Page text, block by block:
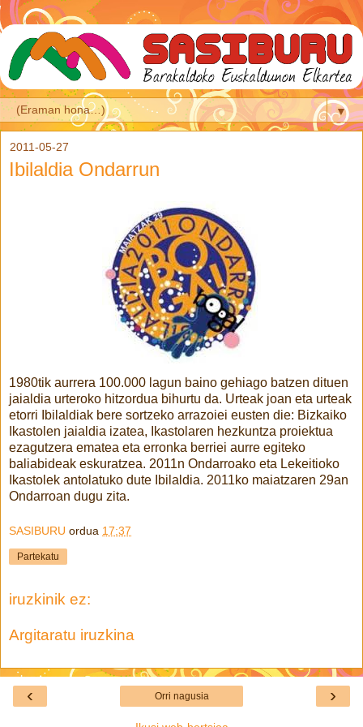
▼
2011-05-27
Ibilaldia Ondarrun
1980tik aurrera 100.000 lagun baino gehiago batzen dituen
jaialdia urteroko hitzordua bihurtu da. Urteak joan eta urteak
etorri Ibilaldiak bere sortzeko arrazoiei eusten die: Bizkaiko
Ikastolen jaialdia izatea, Ikastolaren hezkuntza proiektua
ezagutzera ematea eta erronka berriei aurre egiteko
baliabideak eskuratzea. 2011n Ondarroako eta Lekeitioko
Ikastolek antolatuko dute Ibilaldia. 2011ko maiatzaren 29an
Ondarroan dugu zita.
SASIBURU ordua 17:37
Partekatu
iruzkinik ez:
Argitaratu iruzkina
‹ ›
Orri nagusia